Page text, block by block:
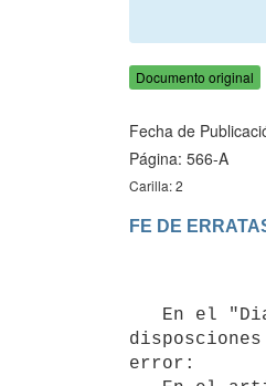
Documento original
Fecha de
Página: 566-A
Carilla: 2
FE DE
error: